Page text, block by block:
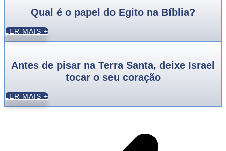
Qual é o papel do Egito na Bíblia?
LER MAIS +
Antes de pisar na Terra Santa, deixe Israel
tocar o seu coração
LER MAIS +